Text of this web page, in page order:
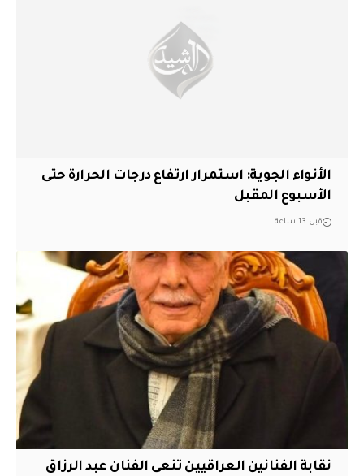
الأنواء الجوية: استمرار ارتفاع درجات الحرارة حتى
الأسبوع المقبل
قبل 13 ساعة
نقابة الفنانين العراقيين تنعى الفنان عبد الرزاق